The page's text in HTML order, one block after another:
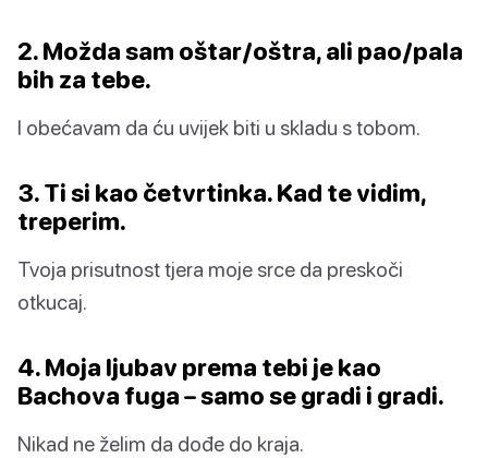
2. Možda sam oštar/oštra, ali pao/pala
bih za tebe.
I obećavam da ću uvijek biti u skladu s tobom.
3. Ti si kao četvrtinka. Kad te vidim,
treperim.
Tvoja prisutnost tjera moje srce da preskoči
otkucaj.
4. Moja ljubav prema tebi je kao
Bachova fuga – samo se gradi i gradi.
Nikad ne želim da dođe do kraja.